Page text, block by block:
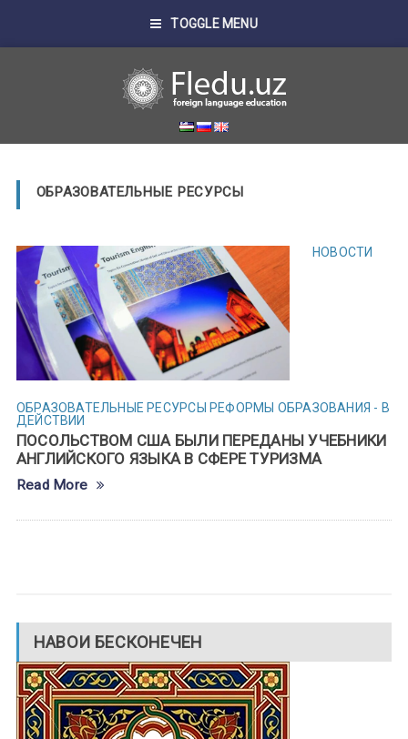
TOGGLE MENU
ОБРАЗОВАТЕЛЬНЫЕ РЕСУРСЫ
НОВОСТИ
ОБРАЗОВАТЕЛЬНЫЕ РЕСУРСЫ РЕФОРМЫ ОБРАЗОВАНИЯ - В
ДЕЙСТВИИ
ПОСОЛЬСТВОМ США БЫЛИ ПЕРЕДАНЫ УЧЕБНИКИ
АНГЛИЙСКОГО ЯЗЫКА В СФЕРЕ ТУРИЗМА
Read More
НАВОИ БЕСКОНЕЧЕН